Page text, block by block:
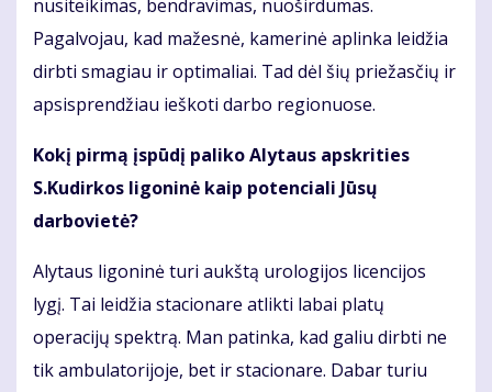
nusiteikimas, bendravimas, nuoširdumas.
Pagalvojau, kad mažesnė, kamerinė aplinka leidžia
dirbti smagiau ir optimaliai. Tad dėl šių priežasčių ir
apsisprendžiau ieškoti darbo regionuose.
Kokį pirmą įspūdį paliko Alytaus apskrities
S.Kudirkos ligoninė kaip potenciali Jūsų
darbovietė?
Alytaus ligoninė turi aukštą urologijos licencijos
lygį. Tai leidžia stacionare atlikti labai platų
operacijų spektrą. Man patinka, kad galiu dirbti ne
tik ambulatorijoje, bet ir stacionare. Dabar turiu